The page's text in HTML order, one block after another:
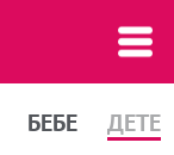
БЕБЕ ДЕТЕ